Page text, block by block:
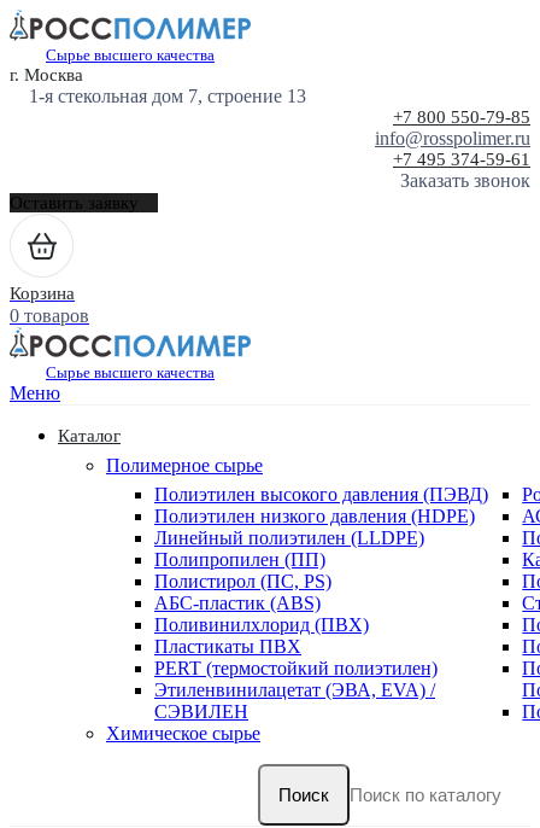
Сырье высшего качества
г. Москва
1-я стекольная дом 7, строение 13
+7 800 550-79-85
info@rosspolimer.ru
+7 495 374-59-61
Заказать звонок
Оставить заявку
Корзина
0 товаров
Сырье высшего качества
Меню
Каталог
Полимерное сырье
Полиэтилен высокого давления (ПЭВД)
Полиэтилен низкого давления (HDPE)
Линейный полиэтилен (LLDPE)
Полипропилен (ПП)
Полистирол (ПС, PS)
АБС-пластик (ABS)
Поливинилхлорид (ПВХ)
Пластикаты ПВХ
PERT (термостойкий полиэтилен)
Этиленвинилацетат (ЭВА, EVA) /
СЭВИЛЕН
Химическое сырье
Поиск